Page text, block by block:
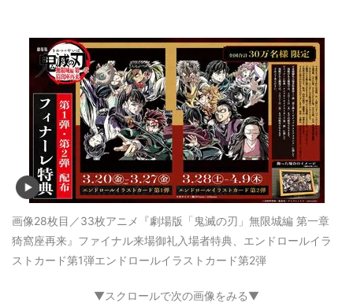
画像28枚目／33枚アニメ『劇場版「鬼滅の刃」無限城編 第一章
猗窩座再来』ファイナル来場御礼入場者特典、エンドロールイラ
ストカード第1弾エンドロールイラストカード第2弾
▼スクロールで次の画像をみる▼